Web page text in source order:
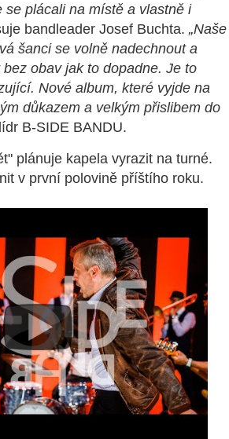
se plácali na místě a vlastně i
bandleader Josef Buchta. „Naše
šanci se volně nadechnout a
obav jak to dopadne. Je to
Nové album, které vyjde na
důkazem a velkým přislibem do
B-SIDE BANDU.
plánuje kapela vyrazit na turné.
v první polovině příštího roku.